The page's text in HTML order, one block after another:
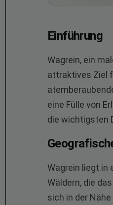
Einführung
Wagrein, ein
attraktives Ziel
eine Fülle von
die wichtigsten
Wagrein liegt in
Wäldern, die
sich in der